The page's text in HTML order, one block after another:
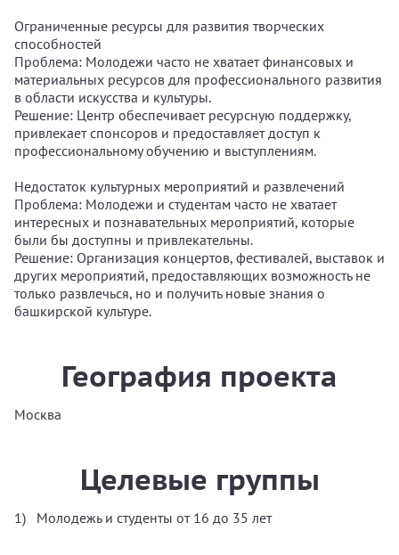
Ограниченные ресурсы для развития творческих
способностей
Проблема: Молодежи часто не хватает финансовых и
материальных ресурсов для профессионального развития
в области искусства и культуры.
Решение: Центр обеспечивает ресурсную поддержку,
привлекает спонсоров и предоставляет доступ к
профессиональному обучению и выступлениям.
Недостаток культурных мероприятий и развлечений
Проблема: Молодежи и студентам часто не хватает
интересных и познавательных мероприятий, которые
были бы доступны и привлекательны.
Решение: Организация концертов, фестивалей, выставок и
других мероприятий, предоставляющих возможность не
только развлечься, но и получить новые знания о
башкирской культуре.
География проекта
Москва
Целевые группы
Молодежь и студенты от 16 до 35 лет